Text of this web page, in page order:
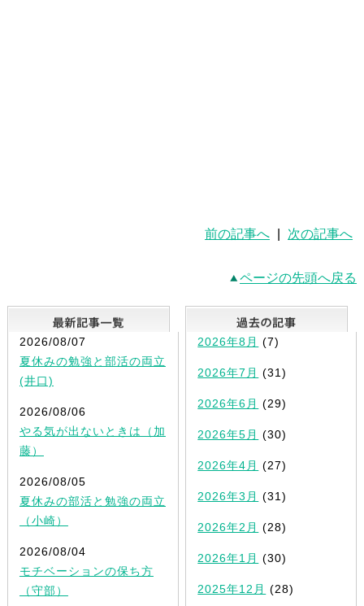
前の記事へ 次の記事へ
ページの先頭へ戻る
最新記事一覧
2026/08/07
夏休みの勉強と部活の両立
(井口)
2026/08/06
やる気が出ないときは（加
藤）
2026/08/05
夏休みの部活と勉強の両立
（小崎）
2026/08/04
モチベーションの保ち方
（守部）
2026年8月 (7)
2026年7月 (31)
2026年6月 (29)
2026年5月 (30)
2026年4月 (27)
2026年3月 (31)
2026年2月 (28)
2026年1月 (30)
2025年12月 (28)